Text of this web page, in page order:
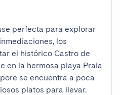
perfecta para explorar
los
el histórico Castro de
en la hermosa playa Praia
se encuentra a poca
platos para llevar.